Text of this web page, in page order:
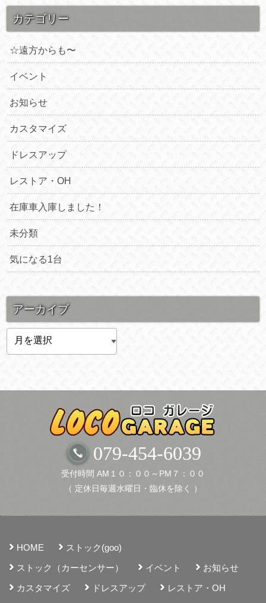
カテゴリー
☆遠方からも〜
イベント
お知らせ
カスタマイズ
ドレスアップ
レストア・OH
在庫車入庫しました！
未分類
気になる1台
アーカイブ
ブ
079-454-6039
受付時間 AM１０：００～PM７：００
（ 定休日毎週水曜日・臨休を除く ）
HOME
ストック(goo)
ストック（カーセンサー）
イベント
お知らせ
カスタマイズ
ドレスアップ
レストア・OH